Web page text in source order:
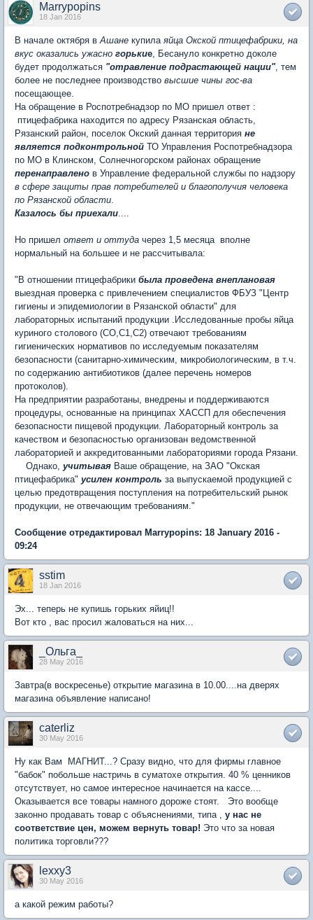
Marrypopins
18 Jan 2016
В начале октября вАшане купила яйца Окской птицефабрики, на
вкус оказались ужасно горькие, Бесануло конкретно доколе
будет продолжаться "отравление подрастающей нации", тем
более не последнее производство высшие чины гос-ва
посещающее.
На обращение в Роспотребнадзор по МО пришел ответ :
птицефабрика находится по адресу Рязанская область,
Рязанский район, поселок Окский данная территория не
является подконтрольной ТО Управления Роспотребнадзора
по МО в Клинском, Солнечногорском районах обращение
перенаправлено в Управление федеральной службы по надзору
в сфере защиты прав потребителей и благополучия человека
по Рязанской области.
Казалось бы приехали....
Но пришел ответ и оттуда через 1,5 месяца вполне
нормальный на большее и не рассчитывала:
"В отношении птицефабрики была проведена внеплановая
выездная проверка с привлечением специалистов ФБУЗ "Центр
гигиены и эпидемиологии в Рязанской области" для
лабораторных испытаний продукции .Исследованные пробы яйца
куриного столового (СО,С1,С2) отвечают требованиям
гигиенических нормативов по исследуемым показателям
безопасности (санитарно-химическим, микробиологическим, в т.ч.
по содержанию антибиотиков (далее перечень номеров
протоколов).
На предприятии разработаны, внедрены и поддерживаются
процедуры, основанные на принципах ХАССП для обеспечения
безопасности пищевой продукции. Лабораторный контроль за
качеством и безопасностью организован ведомственной
лабораторией и аккредитованными лабораториями города Рязани.
Однако, учитывая Ваше обращение, на ЗАО "Окская
птицефабрика" усилен контроль за выпускаемой продукцией с
целью предотвращения поступления на потребительский рынок
продукции, не отвечающим требованиям."
Сообщение отредактировал Marrypopins: 18 January 2016 -
09:24
sstim
18 Jan 2016
Эх... теперь не купишь горьких яйиц!!
Вот кто , вас просил жаловаться на них...
_Ольга_
28 May 2016
Завтра(в воскресенье) открытие магазина в 10.00....на дверях
магазина объявление написано!
caterliz
30 May 2016
Ну как Вам МАГНИТ...? Сразу видно, что для фирмы главное
"бабок" побольше настричь в суматохе открытия. 40 % ценников
отсутствует, но самое интересное начинается на кассе....
Оказывается все товары намного дороже стоят. Это вообще
законно продавать товар с объяснениями, типа , у нас не
соответствие цен, можем вернуть товар! Это что за новая
политика торговли???
lexxy3
30 May 2016
а какой режим работы?